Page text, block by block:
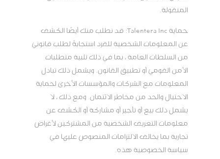
المنقولة.
حماية Talentera Inc: قد نطلب منك أيضًا الكشف
عن المعلومات الشخصية للفرد استجابةً لطلب قانوني
من السلطات العامة ، بما في ذلك تلبية متطلبات
الأمن القومي أو تطبيق القانون. ويشمل ذلك تبادل
المعلومات مع الشركات والمؤسسات الأخرى لحماية
الاحتيال والحد من مخاطر الائتمان. ومع ذلك ، لا
يشمل ذلك بيع أو تأجير أو مشاركة أو الكشف عن
معلومات التعريف الشخصية من المشتركين لأغراض
تجارية بما يخالف الالتزامات المنصوص عليها في
سياسة الخصوصية هذه.